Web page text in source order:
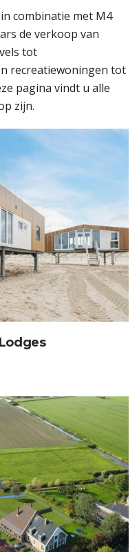
combinatie met M4
de verkoop van
tot
recreatiewoningen tot
pagina vindt u alle
zijn.